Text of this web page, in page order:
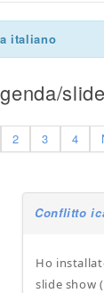
italiano
2 3 4
Conflitto
Ho
slide show